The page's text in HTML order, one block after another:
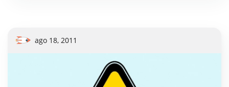
ago 18, 2011